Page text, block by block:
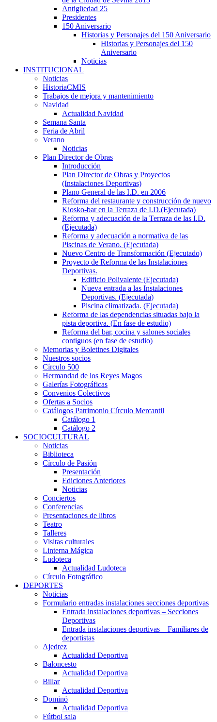
Antigüedad 25
Presidentes
150 Aniversario
Historias y Personajes del 150 Aniversario
Historias y Personajes del 150
Aniversario
Noticias
INSTITUCIONAL
Noticias
HistoriaCMIS
Trabajos de mejora y mantenimiento
Navidad
Actualidad Navidad
Semana Santa
Feria de Abril
Verano
Noticias
Plan Director de Obras
Introducción
Plan Director de Obras y Proyectos
(Instalaciones Deportivas)
Plano General de las I.D. en 2006
Reforma del restaurante y construcción de nuevo
Kiosko-bar en la Terraza de I.D.(Ejecutada)
Reforma y adecuación de la Terraza de las I.D.
(Ejecutada)
Reforma y adecuación a normativa de las
Piscinas de Verano. (Ejecutada)
Nuevo Centro de Transformación (Ejecutado)
Proyecto de Reforma de las Instalaciones
Deportivas.
Edificio Polivalente (Ejecutada)
Nueva entrada a las Instalaciones
Deportivas. (Ejecutada)
Piscina climatizada. (Ejecutada)
Reforma de las dependencias situadas bajo la
pista deportiva. (En fase de estudio)
Reforma del bar, cocina y salones sociales
contiguos (en fase de estudio)
Memorias y Boletines Digitales
Nuestros socios
Círculo 500
Hermandad de los Reyes Magos
Galerías Fotográficas
Convenios Colectivos
Ofertas a Socios
Catálogos Patrimonio Círculo Mercantil
Catálogo 1
Catálogo 2
SOCIOCULTURAL
Noticias
Biblioteca
Círculo de Pasión
Presentación
Ediciones Anteriores
Noticias
Conciertos
Conferencias
Presentaciones de libros
Teatro
Talleres
Visitas culturales
Linterna Mágica
Ludoteca
Actualidad Ludoteca
Círculo Fotográfico
DEPORTES
Noticias
Formulario entradas instalaciones secciones deportivas
Entrada instalaciones deportivas – Secciones
Deportivas
Entrada instalaciones deportivas – Familiares de
deportistas
Ajedrez
Actualidad Deportiva
Baloncesto
Actualidad Deportiva
Billar
Actualidad Deportiva
Dominó
Actualidad Deportiva
Fútbol sala